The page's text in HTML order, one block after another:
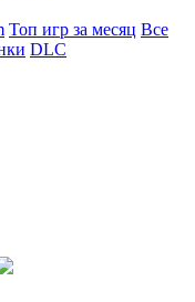
Топ игр за месяц Все
DLC